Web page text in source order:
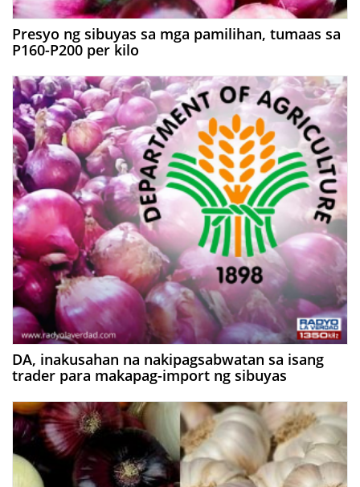
Presyo ng sibuyas sa mga pamilihan, tumaas sa
P160-P200 per kilo
DA, inakusahan na nakipagsabwatan sa isang
trader para makapag-import ng sibuyas